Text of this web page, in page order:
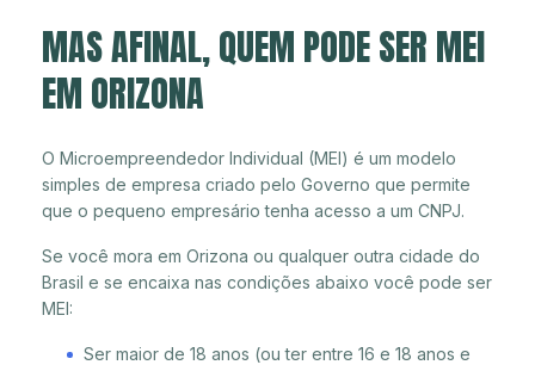
MAS AFINAL, QUEM PODE SER MEI
EM ORIZONA
O Microempreendedor Individual (MEI) é um modelo
simples de empresa criado pelo Governo que permite
que o pequeno empresário tenha acesso a um CNPJ.
Se você mora em Orizona ou qualquer outra cidade do
Brasil e se encaixa nas condições abaixo você pode ser
MEI:
Ser maior de 18 anos (ou ter entre 16 e 18 anos e